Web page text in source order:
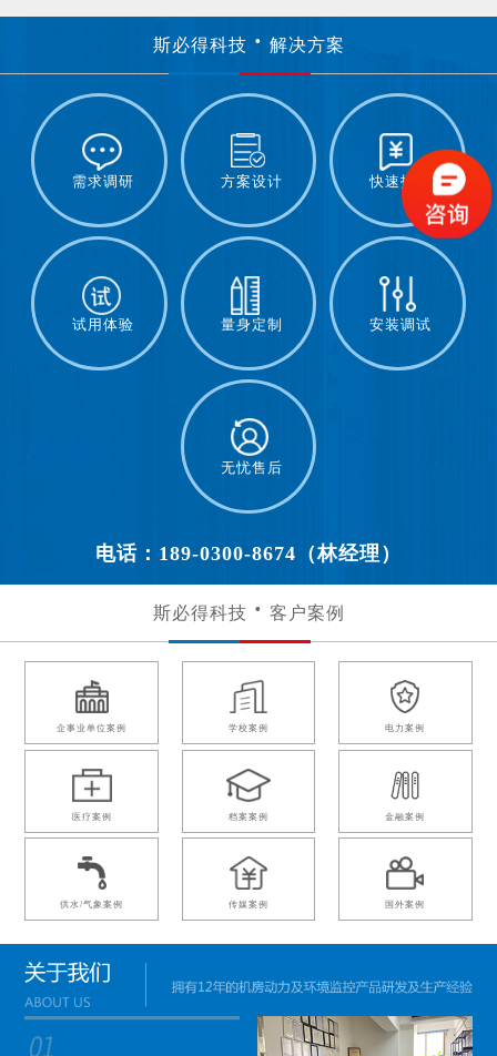
斯必得科技 解决方案
需求调研 方案设计 快速报价
试用体验 量身定制 安装调试
无忧售后
电话：189-0300-8674（林经理）
斯必得科技 客户案例
企事业单位案例 学校案例 电力案例
医疗案例 档案案例 金融案例
供水/气象案例 传媒案例 国外案例